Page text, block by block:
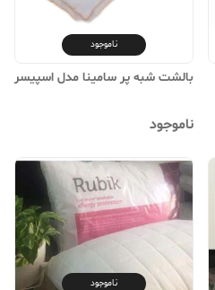
ناموجود
بالشت شبه پر سامینا مدل اسپیسر
ناموجود
ناموجود